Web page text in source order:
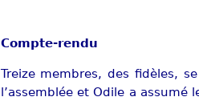
Compte-rendu
Treize membres, des fidèles,
l’assemblée et Odile a